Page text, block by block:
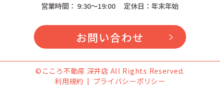
営業時間： 9:30～19:00 定休日：年末年始
お問い合わせ
©こころ不動産 深井店 All Rights Reserved.
利用規約
プライバシーポリシー